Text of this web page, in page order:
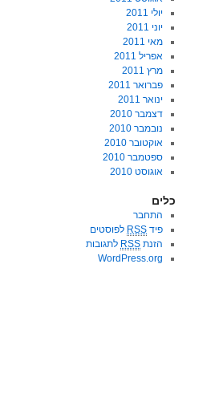
יולי 2011
יוני 2011
מאי 2011
אפריל 2011
מרץ 2011
פברואר 2011
ינואר 2011
דצמבר 2010
נובמבר 2010
אוקטובר 2010
ספטמבר 2010
אוגוסט 2010
כלים
התחבר
פיד RSS לפוסטים
הזנת RSS לתגובות
WordPress.org